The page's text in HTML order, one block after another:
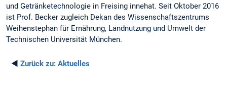
und Getränketechnologie in Freising innehat. Seit Oktober 2016
ist Prof. Becker zugleich Dekan des Wissenschaftszentrums
Weihenstephan für Ernährung, Landnutzung und Umwelt der
Technischen Universität München.
◄ Zurück zu: Aktuelles